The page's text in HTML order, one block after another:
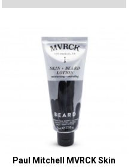
Paul Mitchell MVRCK Skin